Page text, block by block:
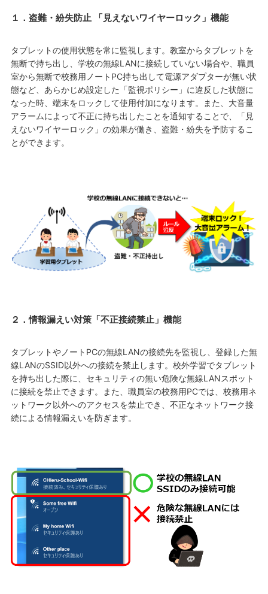
１．盗難・紛失防止 「見えないワイヤーロック」機能
タブレットの使用状態を常に監視します。教室からタブレットを
無断で持ち出し、学校の無線LANに接続していない場合や、職員
室から無断で校務用ノートPC持ち出して電源アダプターが無い状
態など、あらかじめ設定した「監視ポリシー」に違反した状態に
なった時、端末をロックして使用付加になります。また、大音量
アラームによって不正に持ち出したことを通知することで、「見
えないワイヤーロック」の効果が働き、盗難・紛失を予防するこ
とができます。
２．情報漏えい対策「不正接続禁止」機能
タブレットやノートPCの無線LANの接続先を監視し、登録した無
線LANのSSID以外への接続を禁止します。校外学習でタブレット
を持ち出した際に、セキュリティの無い危険な無線LANスポット
に接続を禁止できます。また、職員室の校務用PCでは、校務用ネ
ットワーク以外へのアクセスを禁止でき、不正なネットワーク接
続による情報漏えいを防ぎます。